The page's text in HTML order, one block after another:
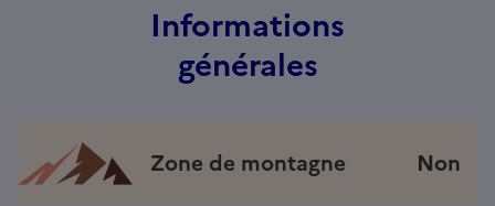
Informations
générales
Zone de montagne Non